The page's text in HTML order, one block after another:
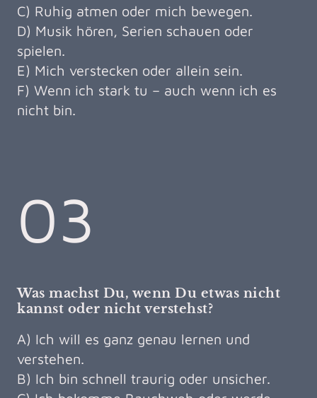
C) Ruhig atmen oder mich bewegen.
D) Musik hören, Serien schauen oder
spielen.
E) Mich verstecken oder allein sein.
F) Wenn ich stark tu – auch wenn ich es
nicht bin.
03
Was machst Du, wenn Du etwas nicht
kannst oder nicht verstehst?
A) Ich will es ganz genau lernen und
verstehen.
B) Ich bin schnell traurig oder unsicher.